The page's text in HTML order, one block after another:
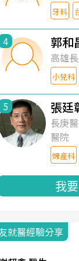
牙科
4 郭和
高雄
小兒科
5 張廷
長庚
醫院
婦產科
我
就醫經驗分享